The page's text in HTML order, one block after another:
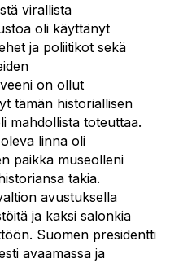
virallista
oli käyttänyt
ja poliitikot sekä
on ollut
tämän historiallisen
mahdollista toteuttaa.
linna oli
paikka museolleni
takia.
avustuksella
ja kaksi salonkia
Suomen presidentti
avaamassa ja